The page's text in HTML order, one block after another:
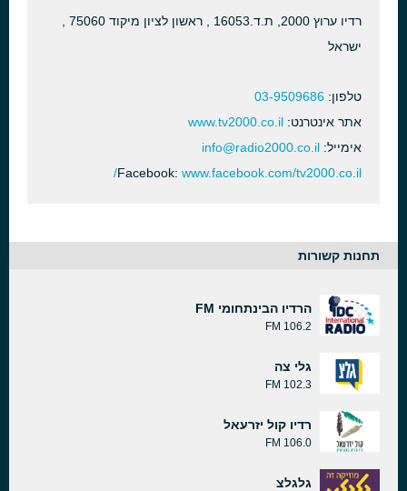
ישראל
טלפון: 03-9509686
אתר אינטרנט: www.tv2000.co.il
אימייל: info@radio2000.co.il
Facebook: www.facebook.com/tv2000.co.il/
תחנות קשורות
הרדיו הבינתחומי FM
106.2 FM
גלי צה
102.3 FM
רדיו קול יזרעאל
106.0 FM
גלגלצ